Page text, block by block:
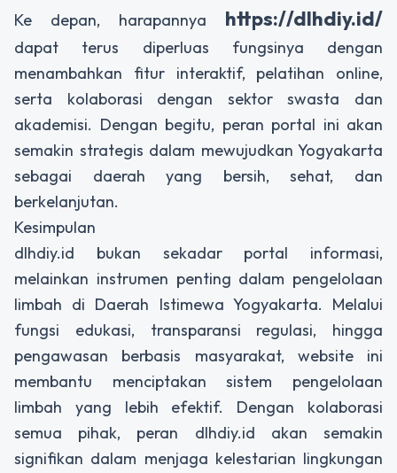
Ke depan, harapannya https://dlhdiy.id/
dapat terus diperluas fungsinya dengan
menambahkan fitur interaktif, pelatihan online,
serta kolaborasi dengan sektor swasta dan
akademisi. Dengan begitu, peran portal ini akan
semakin strategis dalam mewujudkan Yogyakarta
sebagai daerah yang bersih, sehat, dan
berkelanjutan.
Kesimpulan
dlhdiy.id bukan sekadar portal informasi,
melainkan instrumen penting dalam pengelolaan
limbah di Daerah Istimewa Yogyakarta. Melalui
fungsi edukasi, transparansi regulasi, hingga
pengawasan berbasis masyarakat, website ini
membantu menciptakan sistem pengelolaan
limbah yang lebih efektif. Dengan kolaborasi
semua pihak, peran dlhdiy.id akan semakin
signifikan dalam menjaga kelestarian lingkungan